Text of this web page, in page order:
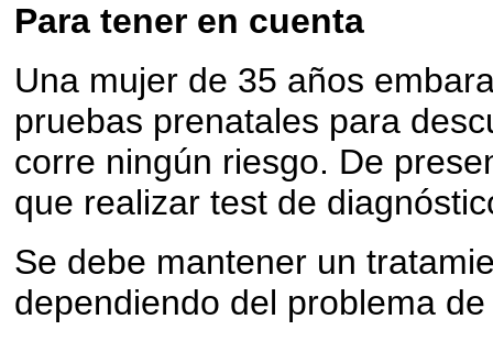
Para tener en cuenta
Una mujer de 35 años
pruebas prenatales para
corre ningún riesgo. De
que realizar test de
Se debe mantener un
dependiendo del problema